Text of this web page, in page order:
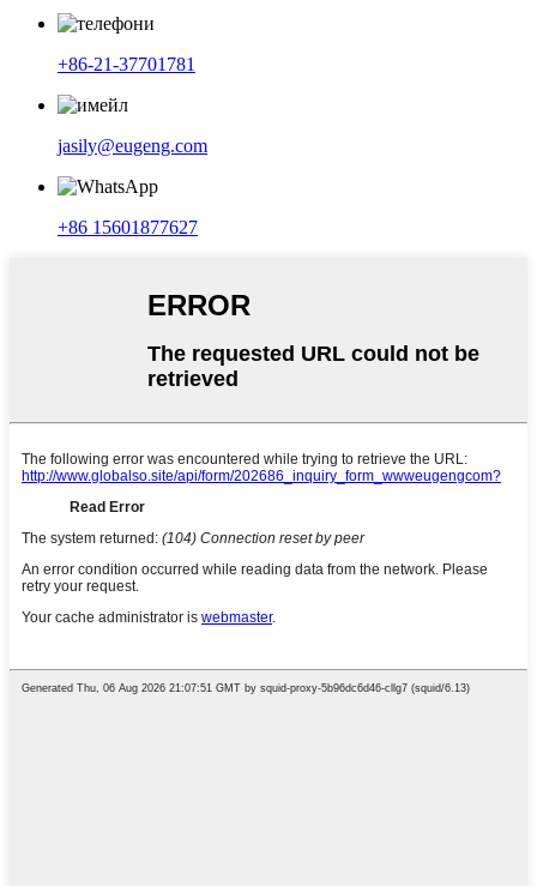
+86-21-37701781
jasily@eugeng.com
+86 15601877627